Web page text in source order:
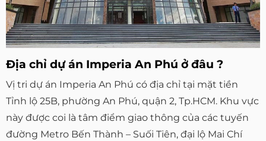
Địa chỉ dự án Imperia An Phú ở đâu ?
Vị tri dự án Imperia An Phú có địa chỉ tại mặt tiền
Tỉnh lộ 25B, phường An Phú, quận 2, Tp.HCM. Khu vực
này được coi là tâm điểm giao thông của các tuyến
đường Metro Bến Thành – Suối Tiên, đại lộ Mai Chí